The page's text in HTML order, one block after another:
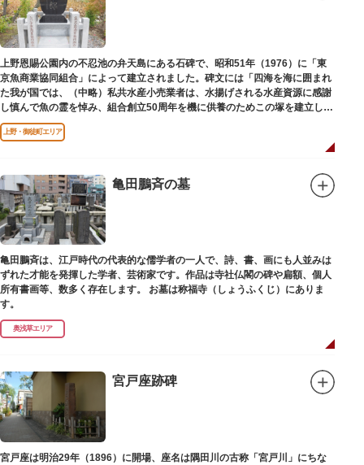
上野恩賜公園内の不忍池の弁天島にある石碑で、昭和51年（1976）に「東
京魚商業協同組合」によって建立されました。碑文には「四海を海に囲まれ
た我が国では、（中略）私共水産小売業者は、水揚げされる水産資源に感謝
し慎んで魚の霊を悼み、組合創立50周年を機に供養のためこの塚を建立しま
す」とあります。
上野・御徒町エリア
亀田鵬斉の墓
亀田鵬斉は、江戸時代の代表的な儒学者の一人で、詩、書、画にも人並みは
ずれた才能を発揮した学者、芸術家です。作品は寺社仏閣の碑や扁額、個人
所有書画等、数多く存在します。 お墓は称福寺（しょうふくじ）にありま
す。
奥浅草エリア
宮戸座跡碑
宮戸座は明治29年（1896）に開場、座名は隅田川の古称「宮戸川」にちな